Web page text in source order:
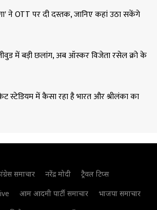
ने OTT पर दी दस्तक, जानिए कहां उठा सकेंगे
में बड़ी छलांग, अब ऑस्कर विजेता रसेल क्रो के
स्टेडियम में कैसा रहा है भारत और श्रीलंका का
समाचार नरेंद्र मोदी
ट्रैवल टिप्स
आम आदमी पार्टी समाचार
भाजपा समाचार